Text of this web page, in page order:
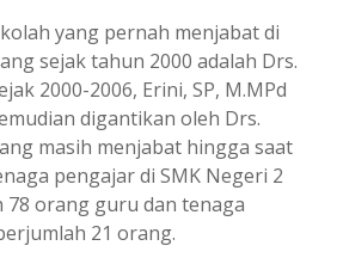
yang pernah menjabat di
sejak tahun 2000 adalah Drs.
2000-2006, Erini, SP, M.MPd
digantikan oleh Drs.
masih menjabat hingga saat
pengajar di SMK Negeri 2
78 orang guru dan tenaga
21 orang.